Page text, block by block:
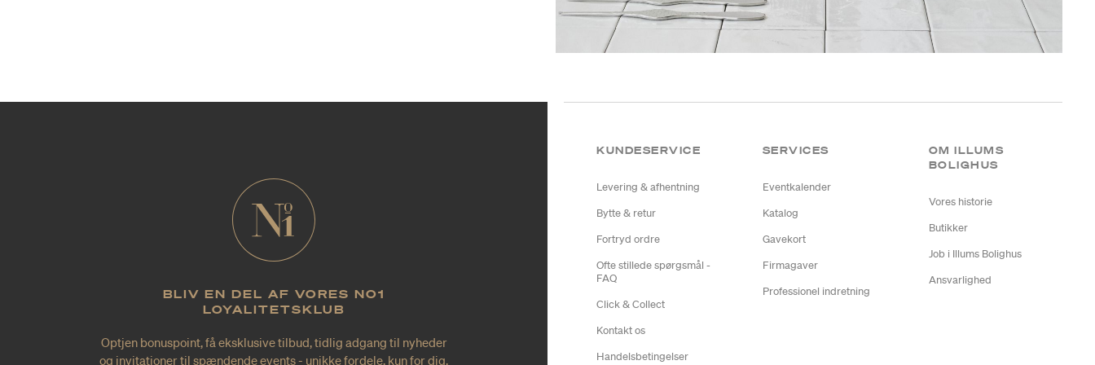
BLIV EN DEL AF VORES NO1
LOYALITETSKLUB
Optjen bonuspoint, få eksklusive tilbud, tidlig adgang til nyheder
og invitationer til spændende events - unikke fordele, kun for dig.
KUNDESERVICE
Levering & afhentning
Bytte & retur
Fortryd ordre
Ofte stillede spørgsmål -
FAQ
Click & Collect
Kontakt os
Handelsbetingelser
SERVICES
Eventkalender
Katalog
Gavekort
Firmagaver
Professionel indretning
OM ILLUMS
BOLIGHUS
Vores historie
Butikker
Job i Illums Bolighus
Ansvarlighed